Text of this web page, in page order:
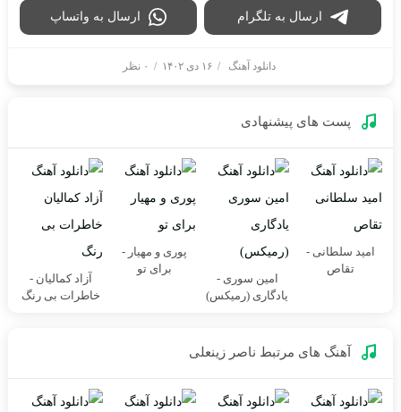
ارسال به تلگرام ارسال به واتساپ
دانلود آهنگ / ۱۶ دی ۱۴۰۲ / ۰ نظر
پست های پیشنهادی
امید سلطانی -
تقاص
امین سوری -
یادگاری (رمیکس)
پوری و مهیار -
برای تو
آزاد کمالیان -
خاطرات بی رنگ
آهنگ های مرتبط ناصر زینعلی